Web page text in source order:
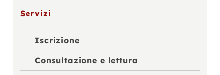
Servizi
Iscrizione
Consultazione e lettura